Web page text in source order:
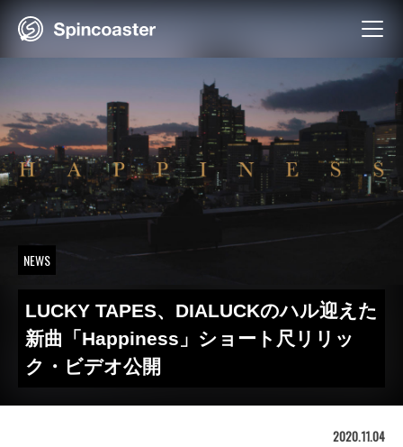
NEWS
LUCKY TAPES、DIALUCKのハル迎えた
新曲「Happiness」ショート尺リリッ
ク・ビデオ公開
2020.11.04